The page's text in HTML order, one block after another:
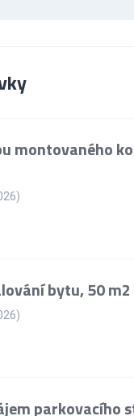
montovaného
bytu, 50 m2
parkovacího